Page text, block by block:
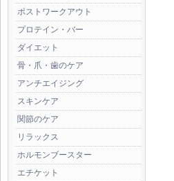
ポストワークアウト
プロテイン・バー
ダイエット
骨・爪・歯のケア
アンチエイジング
スキンケア
関節のケア
リラックス
ホルモンブースター
エチケット